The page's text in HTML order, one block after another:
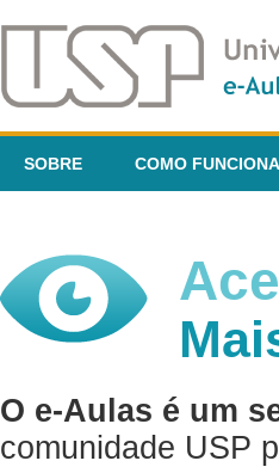
SOBRE COMO FUNCIONA
O e-Aulas é um
comunidade USP